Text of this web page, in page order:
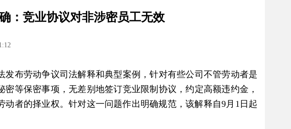
：竞业协议对非涉密员工无效
发布劳动争议司法解释和典型案例，针对有些公司不管劳动者是
密等保密事项，无差别地签订竞业限制协议，约定高额违约金，
动者的择业权。针对这一问题作出明确规范，该解释自9月1日起